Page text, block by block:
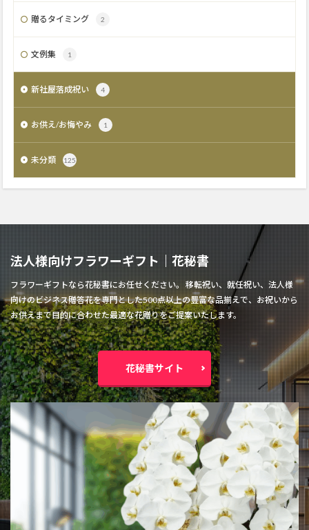
贈るタイミング 2
文例集 1
新社屋落成祝い 4
お供え/お悔やみ 1
未分類 125
法人様向けフラワーギフト│花秘書
フラワーギフトなら花秘書にお任せください。 移転祝い、就任祝い、法人様
向けのビジネス贈答花を専門とした500点以上の豊富な品揃えで、お祝いから
お供えまで目的に合わせた最適な花贈りをご提案いたします。
花秘書サイト